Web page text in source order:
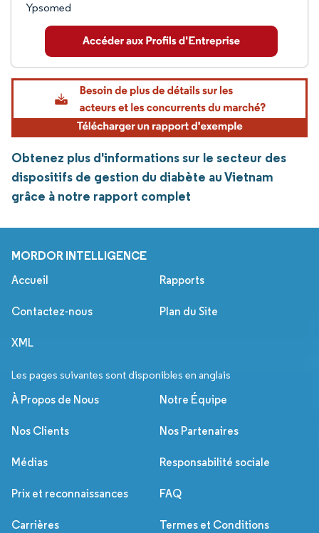
Ypsomed
Obtenez plus d'informations sur le secteur des
dispositifs de gestion du diabète au Vietnam
grâce à notre rapport complet
MORDOR INTELLIGENCE
Accueil Rapports
Contactez-nous Plan du Site
XML
Les pages suivantes sont disponibles en anglais
À Propos de Nous Notre Équipe
Nos Clients Nos Partenaires
Médias Responsabilité sociale
Prix et reconnaissances FAQ
Carrières Termes et Conditions